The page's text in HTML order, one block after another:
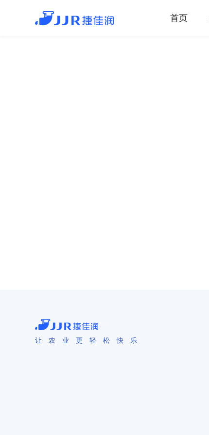
JJR捷佳润 首页
让 农 业 更 轻 松 快 乐